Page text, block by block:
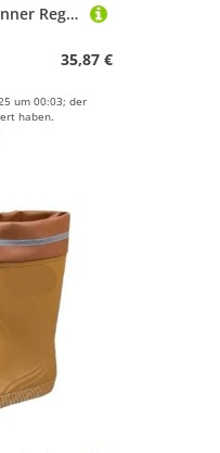
PVC wasserdichte männer Regen Stiefel Tragen-beständig Männlichen Schuhe Erwachsene Komfortable Garten Für Industrie Handwerk(White,42)
35,87 €
um 00:03; der
haben.